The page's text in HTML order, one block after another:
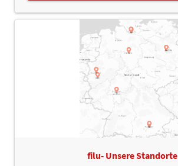
filu- Unsere Standorte